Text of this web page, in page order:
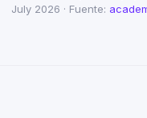
July 2026 · Fuente: